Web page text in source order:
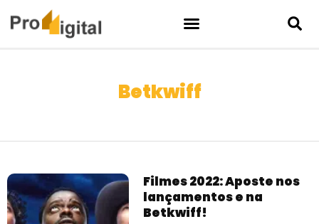
Betkwiff
Filmes 2022: Aposte nos
lançamentos e na
Betkwiff!